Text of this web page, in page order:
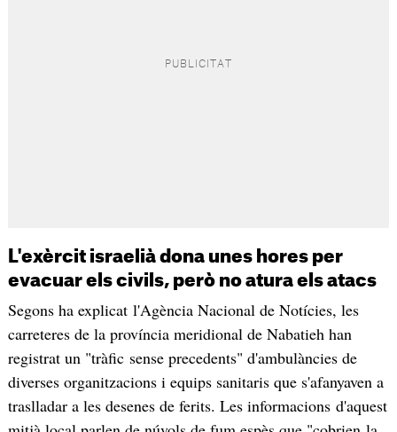
L'exèrcit israelià dona unes hores per
evacuar els civils, però no atura els atacs
Segons ha explicat l'Agència Nacional de Notícies, les
carreteres de la província meridional de Nabatieh han
registrat un "tràfic sense precedents" d'ambulàncies de
diverses organitzacions i equips sanitaris que s'afanyaven a
traslladar a les desenes de ferits. Les informacions d'aquest